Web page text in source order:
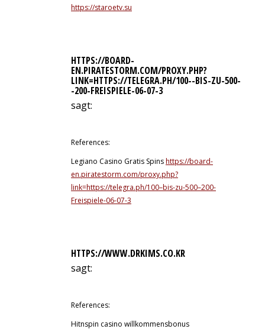
https://staroetv.su
HTTPS://BOARD-
EN.PIRATESTORM.COM/PROXY.PHP?
LINK=HTTPS://TELEGRA.PH/100--BIS-ZU-500-
-200-FREISPIELE-06-07-3
sagt:
References:
Legiano Casino Gratis Spinshttps://board-
en.piratestorm.com/proxy.php?
link=https://telegra.ph/100–bis-zu-500–200-
Freispiele-06-07-3
HTTPS://WWW.DRKIMS.CO.KR
sagt:
References:
Hitnspin casino willkommensbonus